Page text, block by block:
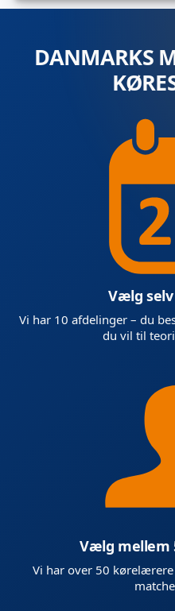
DANMARKS
Vælg
Vi har 10 afdelinger – du
du vil til
Vælg mellem
Vi har over 50